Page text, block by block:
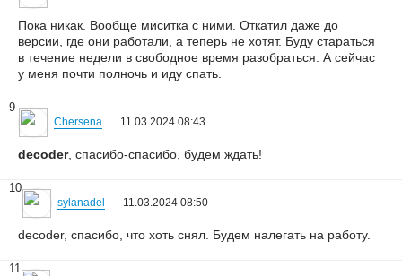
Пока никак. Вообще миситка с ними. Откатил даже до
версии, где они работали, а теперь не хотят. Буду стараться
в течение недели в свободное время разобраться. А сейчас
у меня почти полночь и иду спать.
9
Chersena 11.03.2024 08:43
decoder, спасибо-спасибо, будем ждать!
10
sylanadel 11.03.2024 08:50
decoder, спасибо, что хоть снял. Будем налегать на работу.
11